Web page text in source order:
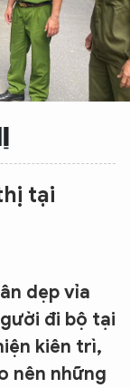
tại
dẹp vỉa
đi bộ tại
kiên trì,
nên những